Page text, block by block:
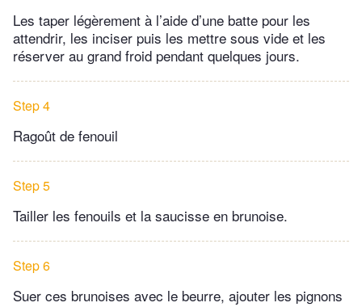
Les taper légèrement à l’aide d’une batte pour les
attendrir, les inciser puis les mettre sous vide et les
réserver au grand froid pendant quelques jours.
Step 4
Ragoût de fenouil
Step 5
Tailler les fenouils et la saucisse en brunoise.
Step 6
Suer ces brunoises avec le beurre, ajouter les pignons